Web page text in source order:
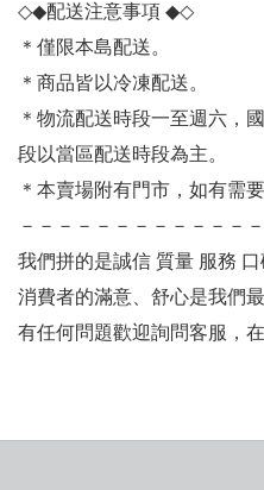
◇◆配送注意事項 ◆◇
＊僅限本島配送。
＊商品皆以冷凍配送。
＊物流配送時段一至週六，
段以當區配送時段為主。
＊本賣場附有門市，如有需
－－－－－－－－－－－－
我們拼的是誠信 質量 服務 口
消費者的滿意、舒心是我們最
有任何問題歡迎詢問客服，